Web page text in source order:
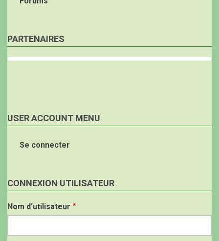
PARTENAIRES
USER ACCOUNT MENU
Se connecter
CONNEXION UTILISATEUR
Nom d'utilisateur